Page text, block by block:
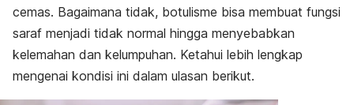
Cara mengobati
Pencegahan
cemas. Bagaimana tidak, botulisme bisa membuat fungsi
saraf menjadi tidak normal hingga menyebabkan
kelemahan dan kelumpuhan. Ketahui lebih lengkap
mengenai kondisi ini dalam ulasan berikut.